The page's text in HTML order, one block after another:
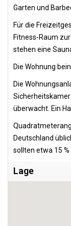
Garten und
Für die
Fitness-Raum
stehen eine
Die Wohnung
Die
überwacht. Ein
Deutschland
sollten etwa 15
Lage